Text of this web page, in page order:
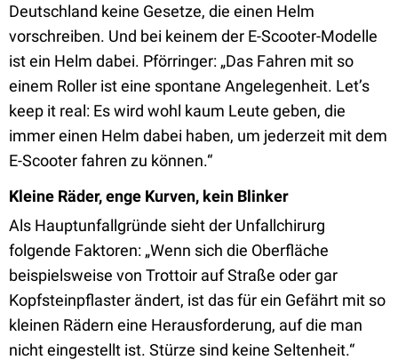
Deutschland keine Gesetze, die einen Helm
vorschreiben. Und bei keinem der E-Scooter-Modelle
ist ein Helm dabei. Pförringer: „Das Fahren mit so
einem Roller ist eine spontane Angelegenheit. Let’s
keep it real: Es wird wohl kaum Leute geben, die
immer einen Helm dabei haben, um jederzeit mit dem
E-Scooter fahren zu können.“
Kleine Räder, enge Kurven, kein Blinker
Als Hauptunfallgründe sieht der Unfallchirurg
folgende Faktoren: „Wenn sich die Oberfläche
beispielsweise von Trottoir auf Straße oder gar
Kopfsteinpflaster ändert, ist das für ein Gefährt mit so
kleinen Rädern eine Herausforderung, auf die man
nicht eingestellt ist. Stürze sind keine Seltenheit.“